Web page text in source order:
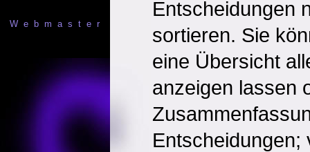
W e b m a s t e r
Entscheidungen
sortieren. Sie
eine Übersicht
anzeigen lassen
Entscheidungen;